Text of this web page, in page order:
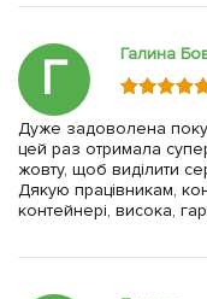
Г Галина
Дуже задоволена
цей раз отримала
жовту, щоб виділити
Дякую працівникам,
контейнері, висока,